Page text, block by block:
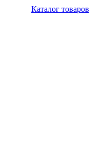
Каталог товаров